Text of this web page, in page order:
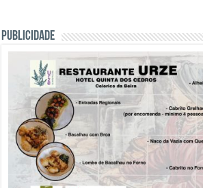
PUBLICIDADE